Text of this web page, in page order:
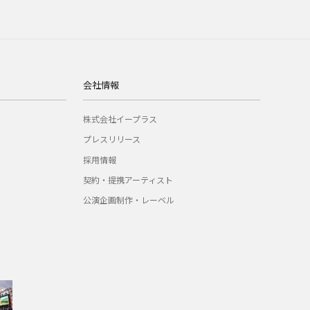
会社情報
株式会社イープラス
プレスリリース
採用情報
契約・提携アーティスト
公演企画制作・レーベル